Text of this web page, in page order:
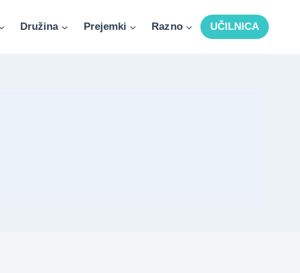
Družina Prejemki Razno UČILNICA